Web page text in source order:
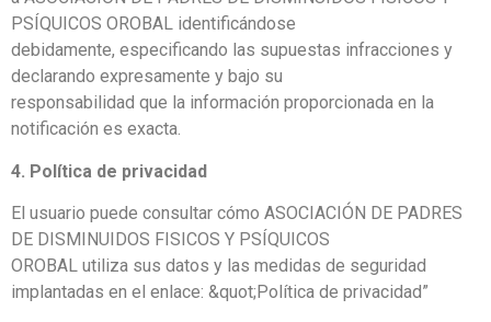
PSÍQUICOS OROBAL identificándose
debidamente, especificando las supuestas infracciones y
declarando expresamente y bajo su
responsabilidad que la información proporcionada en la
notificación es exacta.
4. Política de privacidad
El usuario puede consultar cómo ASOCIACIÓN DE PADRES
DE DISMINUIDOS FISICOS Y PSÍQUICOS
OROBAL utiliza sus datos y las medidas de seguridad
implantadas en el enlace: &quot;Política de privacidad”